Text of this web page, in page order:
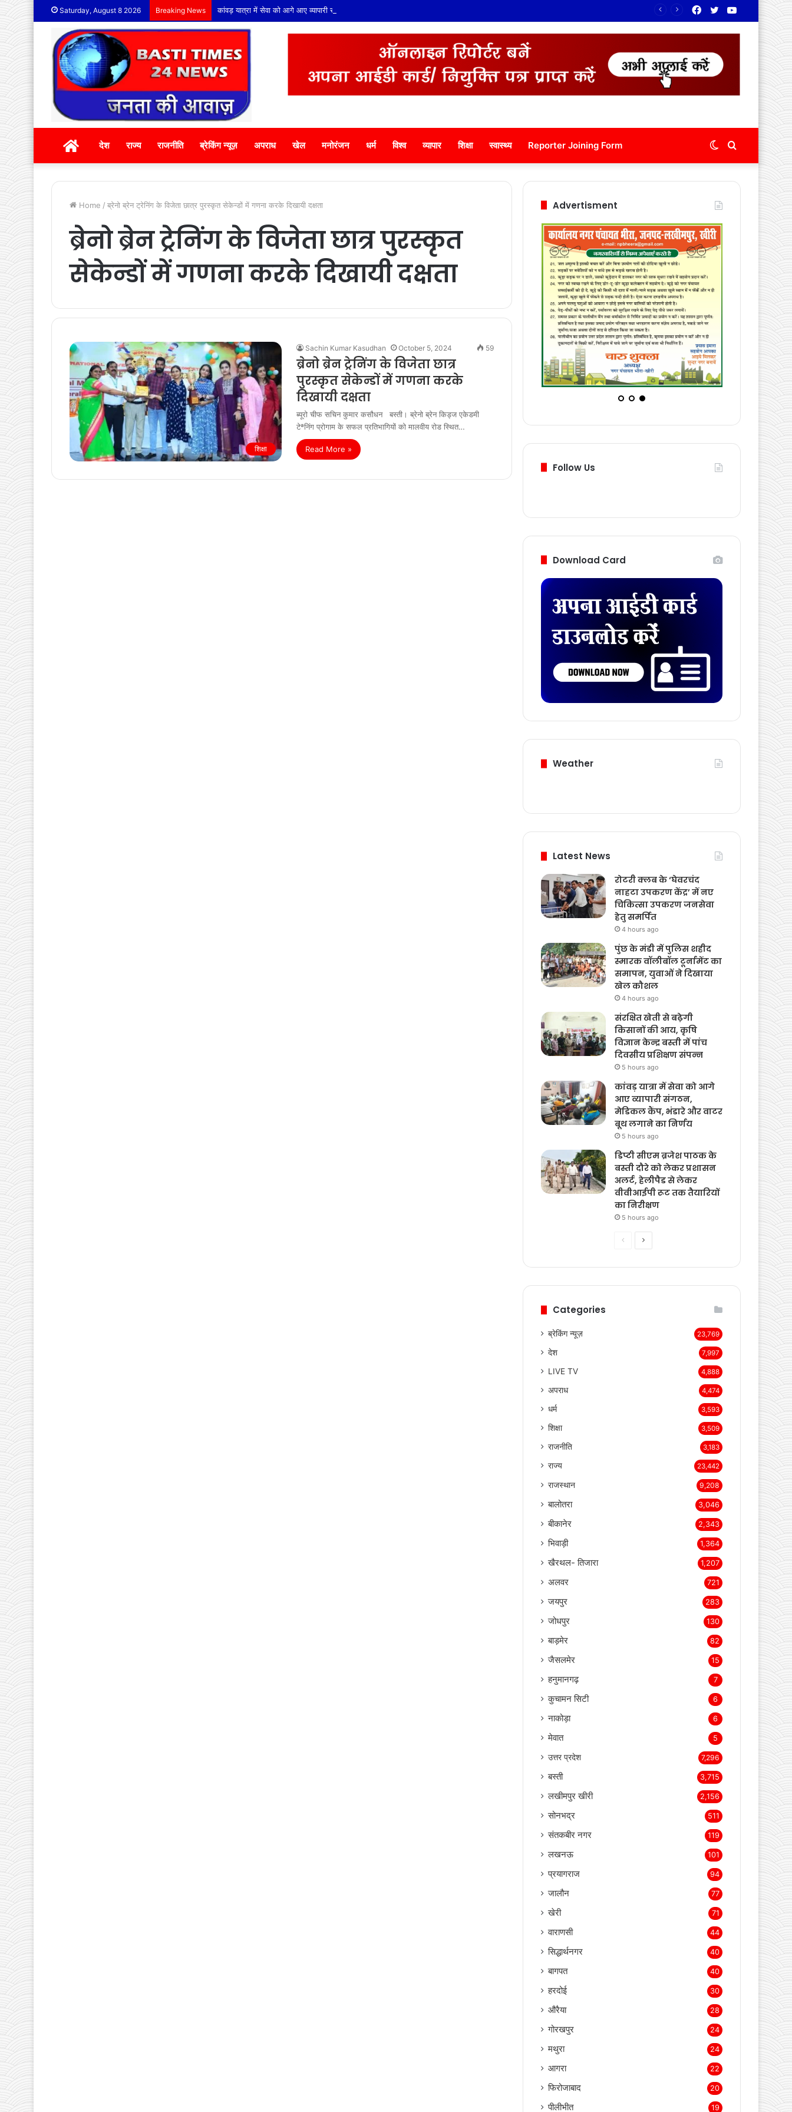
Saturday, August 8 2026 Breaking News कांवड़ यात्रा में सेवा को आगे आए व्यापारी संगठन, मेडिकल कैंप, भंडारे और वाटर बूथ लगाने का निर्णय YouTube
Twitter
Facebook
होम देश राज्य राजनीति ब्रेकिंग न्यूज़ अपराध खेल मनोरंजन धर्म विश्व व्यापार शिक्षा स्वास्थ्य Reporter Joining Form Switch
skin
Home / ब्रेनो ब्रेन ट्रेनिंग के विजेता छात्र पुरस्कृत सेकेन्डों में गणना करके दिखायी दक्षता
ब्रेनो ब्रेन ट्रेनिंग के विजेता छात्र पुरस्कृत
सेकेन्डों में गणना करके दिखायी दक्षता
शिक्षा
Sachin Kumar Kasudhan October 5, 2024 59
ब्रेनो ब्रेन ट्रेनिंग के विजेता छात्र
पुरस्कृत सेकेन्डों में गणना करके
दिखायी दक्षता
ब्यूरो चीफ सचिन कुमार कसौधन बस्ती। ब्रेनो ब्रेन किड्ज एकेडमी
टेªनिंग प्रोगाम के सफल प्रतिभागियों को मालवीय रोड स्थित…
Read More »
Advertisment
Download Card
रोटरी क्लब के ‘घेवरचंद
नाहटा उपकरण केंद्र’ में नए
चिकित्सा उपकरण जनसेवा
हेतु समर्पित
पुंछ के मंडी में पुलिस शहीद
स्मारक वॉलीबॉल टूर्नामेंट का
समापन, युवाओं ने दिखाया
खेल कौशल
संरक्षित खेती से बढ़ेगी
किसानों की आय, कृषि
विज्ञान केन्द्र बस्ती में पांच
दिवसीय प्रशिक्षण संपन्न
कांवड़ यात्रा में सेवा को आगे
आए व्यापारी संगठन,
मेडिकल कैंप, भंडारे और वाटर
बूथ लगाने का निर्णय
5 hours ago
डिप्टी सीएम ब्रजेश पाठक के
बस्ती दौरे को लेकर प्रशासन
वीवीआईपी रूट तक तैयारियों
का निरीक्षण
Categories
ब्रेकिंग न्यूज़ 23,769
देश 7,997
LIVE TV 4,888
अपराध 4,474
धर्म 3,593
शिक्षा 3,509
राजनीति 3,183
राज्य 23,442
राजस्थान 9,208
बालोतरा 3,046
बीकानेर 2,343
भिवाड़ी 1,364
खैरथल- तिजारा 1,207
अलवर 721
जयपुर 283
जोधपुर 130
बाड़मेर 82
जैसलमेर 15
हनुमानगढ़ 7
कुचामन सिटी 6
नाकोड़ा 6
मेवात 5
उत्तर प्रदेश 7,296
बस्ती 3,715
लखीमपुर खीरी 2,156
सोनभद्र 511
संतकबीर नगर 119
लखनऊ 101
प्रयागराज 94
जालौन 77
खेरी 71
वाराणसी 44
सिद्धार्थनगर 40
बागपत 40
हरदोई 30
औरैया 28
गोरखपुर 24